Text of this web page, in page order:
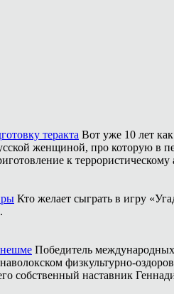
теракта Вот уже 10 лет
женщиной, про которую в
к
Кто желает сыграть в игру
Победитель
физкультурно-
собственный наставник